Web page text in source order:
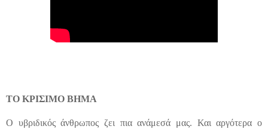
ΤΟ ΚΡΙΣΙΜΟ ΒΗΜΑ
Ο υβριδικός άνθρωπος ζει πια ανάμεσά μας. Και αργότερα ο